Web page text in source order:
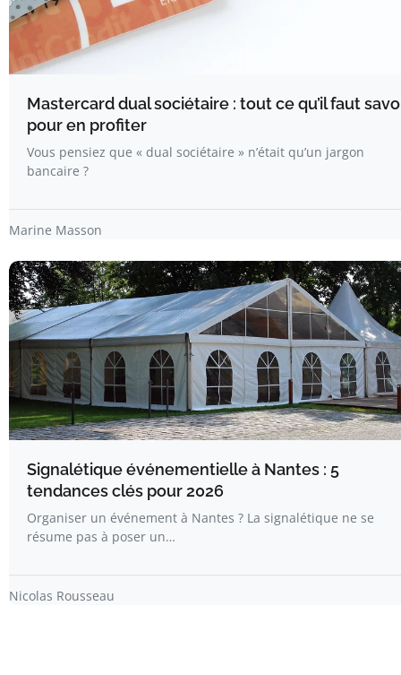
Mastercard dual sociétaire : tout ce qu’il faut
pour en profiter
Vous pensiez que « dual sociétaire » n’était qu’un jargon
bancaire ?
Marine Masson
Signalétique événementielle à Nantes : 5
tendances clés pour 2026
Organiser un événement à Nantes ? La signalétique ne se
résume pas à poser un…
Nicolas Rousseau